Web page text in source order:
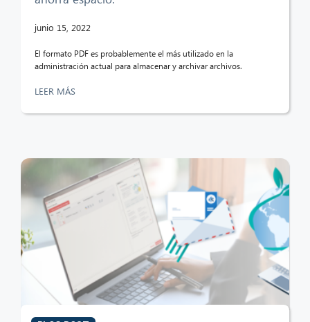
junio 15, 2022
El formato PDF es probablemente el más utilizado en la
administración actual para almacenar y archivar archivos.
LEER MÁS